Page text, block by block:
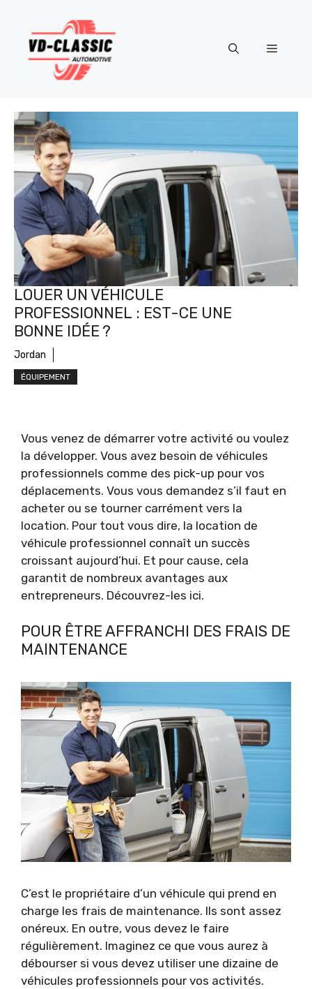
contenu
Menu
LOUER UN VÉHICULE
PROFESSIONNEL : EST-CE UNE
BONNE IDÉE ?
Jordan
ÉQUIPEMENT
Vous venez de démarrer votre activité ou voulez
la développer. Vous avez besoin de véhicules
professionnels comme des pick-up pour vos
déplacements. Vous vous demandez s’il faut en
acheter ou se tourner carrément vers la
location. Pour tout vous dire, la location de
véhicule professionnel connaît un succès
croissant aujourd’hui. Et pour cause, cela
garantit de nombreux avantages aux
entrepreneurs. Découvrez-les ici.
POUR ÊTRE AFFRANCHI DES FRAIS DE
MAINTENANCE
C’est le propriétaire d’un véhicule qui prend en
charge les frais de maintenance. Ils sont assez
onéreux. En outre, vous devez le faire
régulièrement. Imaginez ce que vous aurez à
débourser si vous devez utiliser une dizaine de
véhicules professionnels pour vos activités.